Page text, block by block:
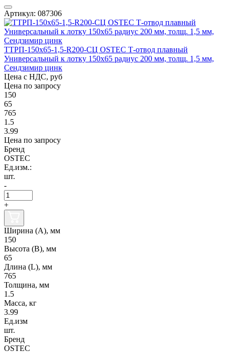
Артикул: 087306
ТТРП-150х65-1,5-R200-СЦ OSTEC Т-отвод плавный
Универсальный к лотку 150х65 радиус 200 мм, толщ. 1,5 мм,
Сендзимир цинк
Цена с НДС, руб
Цена по запросу
150
65
765
1.5
3.99
Цена по запросу
Бренд
OSTEC
Ед.изм.:
шт.
-
+
Ширина (А), мм
150
Высота (В), мм
65
Длина (L), мм
765
Толщина, мм
1.5
Масса, кг
3.99
Ед.изм
шт.
Бренд
OSTEC